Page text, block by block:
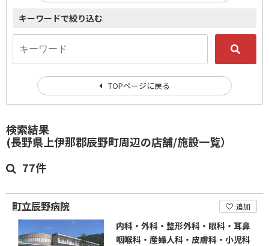
検索結果
(長野県上伊那郡辰野町周辺の店舗/施設一覧）
77件
町立辰野病院 追加
内科・外科・整形外科・眼科・耳鼻
咽喉科・産婦人科・皮膚科・小児科
キーワードで絞り込む
TOPページに戻る